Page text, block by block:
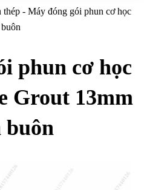
thép - Máy đóng gói phun cơ học
phun cơ học
Grout 13mm
buôn